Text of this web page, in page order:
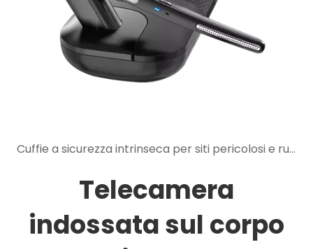
Cuffie a sicurezza intrinseca per siti pericolosi e rumorosi: vantaggi in termini di comunicazione e sicurezza
Telecamera
indossata sul corpo